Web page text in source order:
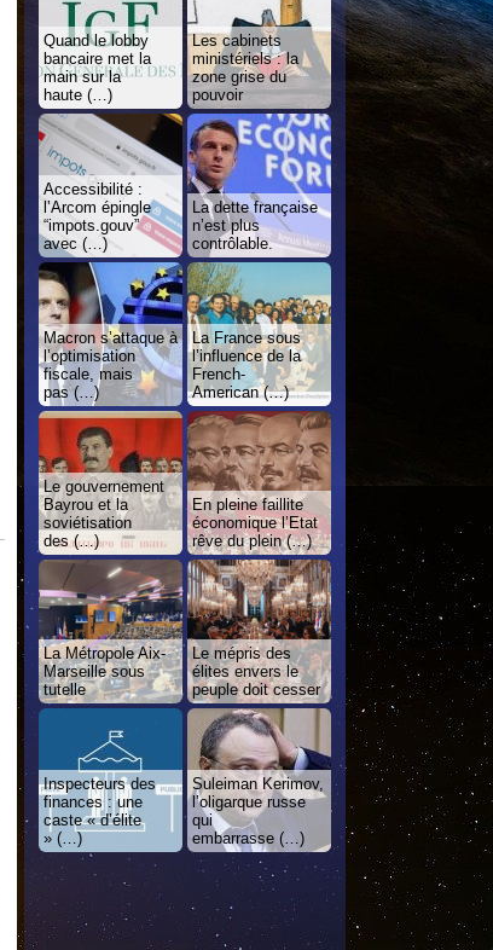
Quand le lobby
bancaire met la
main sur la
haute (…)
Les cabinets
ministériels : la
zone grise du
pouvoir
Accessibilité :
l’Arcom épingle
“impots.gouv”
avec (…)
La dette française
n’est plus
contrôlable.
Macron s’attaque à
l’optimisation
fiscale, mais
pas (…)
La France sous
l’influence de la
French-
American (…)
Le gouvernement
Bayrou et la
soviétisation
des (…)
En pleine faillite
économique l’Etat
rêve du plein (…)
La Métropole Aix-
Marseille sous
tutelle
Le mépris des
élites envers le
peuple doit cesser
Inspecteurs des
finances : une
caste « d’élite
» (…)
Suleiman Kerimov,
l’oligarque russe
qui
embarrasse (…)